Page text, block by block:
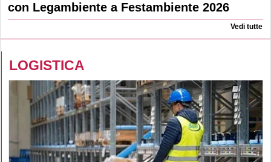
con Legambiente a Festambiente 2026
Vedi tutte
LOGISTICA